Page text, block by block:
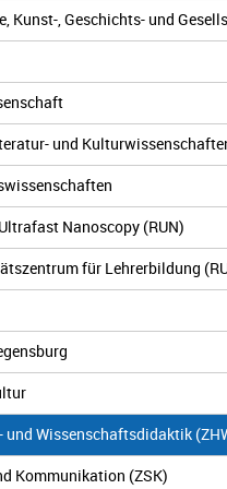
Kunst-, Geschichts- und
und
Nanoscopy (RUN)
für Lehrerbildung
Wissenschaftsdidaktik
Kommunikation (ZSK)